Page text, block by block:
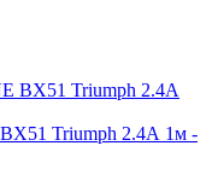
Triumph 2.4А 1м -